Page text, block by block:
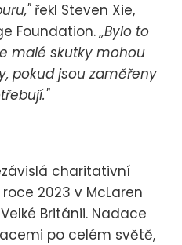
řekl Steven Xie,
Foundation.„Bylo to
malé skutky mohou
pokud jsou zaměřeny
charitativní
2023 v McLaren
Británii. Nadace
po celém světě,